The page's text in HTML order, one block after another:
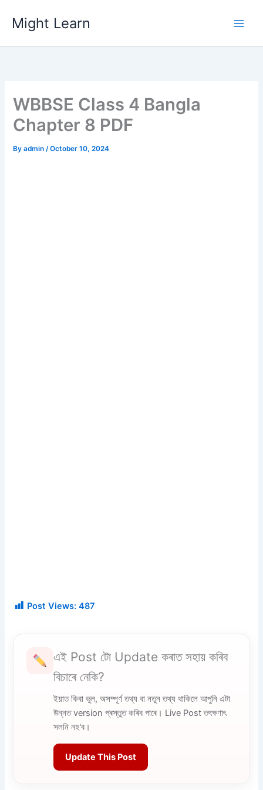
content
Might Learn
WBBSE Class 4 Bangla
Chapter 8 PDF
Byadmin/October 10, 2024
Post Views: 487
এই Post টো Update কৰাত সহায় কৰিব
বিচাৰে নেকি?
ইয়াত কিবা ভুল, অসম্পূৰ্ণ তথ্য বা নতুন তথ্য থাকিলে আপুনি এটা
উন্নত version প্ৰস্তুত কৰিব পাৰে। Live Post তৎক্ষণাৎ
সলনি নহ'ব।
Update This Post